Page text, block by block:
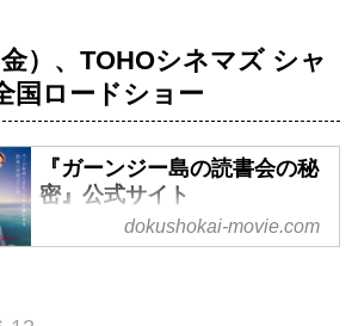
）、TOHOシネマズ シャ
国ロードショー
『ガーンジー島の読書会の秘
密』公式サイト
『ガーンジー島の読書会の秘密』
dokushokai-movie.com